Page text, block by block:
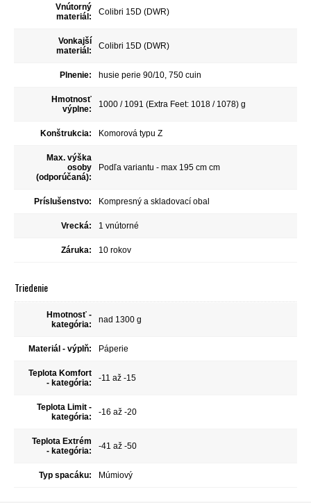
Vnútorný
materiál:
Colibri 15D (DWR)
Vonkajší
materiál:
Colibri 15D (DWR)
Plnenie: husie perie 90/10, 750 cuin
Hmotnosť
výplne:
1000 / 1091 (Extra Feet: 1018 / 1078) g
Konštrukcia: Komorová typu Z
Max. výška
osoby
(odporúčaná):
Podľa variantu - max 195 cm cm
Príslušenstvo: Kompresný a skladovací obal
Vrecká: 1 vnútorné
Záruka: 10 rokov
Triedenie
Hmotnosť -
kategória:
nad 1300 g
Materiál - výplň: Páperie
Teplota Komfort
- kategória:
-11 až -15
Teplota Limit -
kategória:
-16 až -20
Teplota Extrém
- kategória:
-41 až -50
Typ spacáku: Múmiový